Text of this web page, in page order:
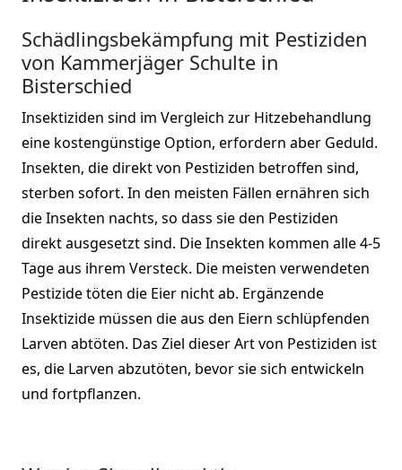
Schädlingsbekämpfung mit Pestiziden
von Kammerjäger Schulte in
Bisterschied
Insektiziden sind im Vergleich zur Hitzebehandlung
eine kostengünstige Option, erfordern aber Geduld.
Insekten, die direkt von Pestiziden betroffen sind,
sterben sofort. In den meisten Fällen ernähren sich
die Insekten nachts, so dass sie den Pestiziden
direkt ausgesetzt sind. Die Insekten kommen alle 4-5
Tage aus ihrem Versteck. Die meisten verwendeten
Pestizide töten die Eier nicht ab. Ergänzende
Insektizide müssen die aus den Eiern schlüpfenden
Larven abtöten. Das Ziel dieser Art von Pestiziden ist
es, die Larven abzutöten, bevor sie sich entwickeln
und fortpflanzen.